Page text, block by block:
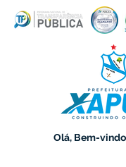
Olá, Bem-